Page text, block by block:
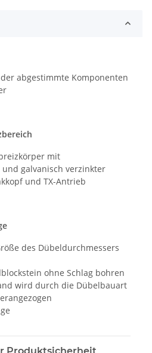
abgestimmte Komponenten
mit
galvanisch verzinkter
und TX-Antrieb
des Dübeldurchmessers
ohne Schlag bohren
wird durch die Dübelbauart